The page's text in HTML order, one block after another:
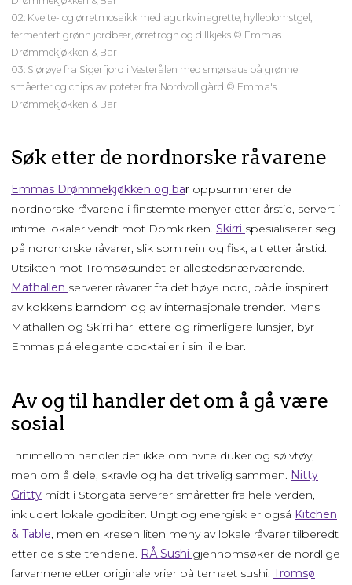
02: Kveite- og ørretmosaikk med agurkvinagrette, hylleblomstgel,
fermentert grønn jordbær, ørretrogn og dillkjeks © Emmas
Drømmekjøkken & Bar
03: Sjørøye fra Sigerfjord i Vesterålen med smørsaus på grønne
småerter og chips av poteter fra Nordvoll gård © Emma's
Drømmekjøkken & Bar
Søk etter de nordnorske råvarene
Emmas Drømmekjøkken og bar oppsummerer de
nordnorske råvarene i finstemte menyer etter årstid, servert i
intime lokaler vendt mot Domkirken. Skirri spesialiserer seg
på nordnorske råvarer, slik som rein og fisk, alt etter årstid.
Utsikten mot Tromsøsundet er allestedsnærværende.
Mathallen serverer råvarer fra det høye nord, både inspirert
av kokkens barndom og av internasjonale trender. Mens
Mathallen og Skirri har lettere og rimerligere lunsjer, byr
Emmas på elegante cocktailer i sin lille bar.
Av og til handler det om å gå være
sosial
Innimellom handler det ikke om hvite duker og sølvtøy,
men om å dele, skravle og ha det trivelig sammen. Nitty
Gritty midt i Storgata serverer småretter fra hele verden,
inkludert lokale godbiter. Ungt og energisk er også Kitchen
& Table, men en kresen liten meny av lokale råvarer tilberedt
etter de siste trendene. RÅ Sushi gjennomsøker de nordlige
farvannene etter originale vrier på temaet sushi. Tromsø